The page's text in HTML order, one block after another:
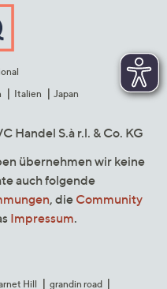
Italien Japan
Handel S.à r.l. & Co. KG
übernehmen wir keine
auch folgende
, die Community
Impressum.
Hill
grandin road